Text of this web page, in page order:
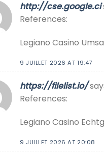
http://cse.google.ci
References:
Legiano Casino
9 JUILLET 2026 AT 19:47
https://filelist.io/
References:
Legiano Casino
9 JUILLET 2026 AT 20:08